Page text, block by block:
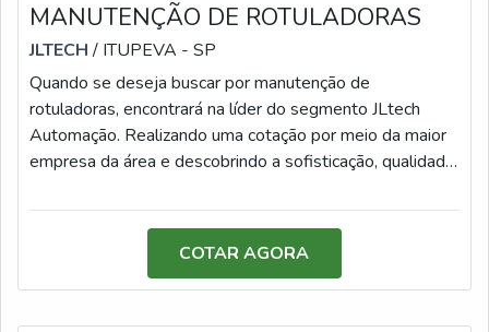
MANUTENÇÃO DE ROTULADORAS
JLTECH/ ITUPEVA - SP
Quando se deseja buscar por manutenção de
rotuladoras, encontrará na líder do segmento JLtech
Automação. Realizando uma cotação por meio da maior
empresa da área e descobrindo a sofisticação, qualidade
manutenção de rotuladoras, com os melhores
custo-benefício com soluções excelentes e
inovadoras.MAIS INFORMAÇÕES INTERESSANTES
COTAR AGORA